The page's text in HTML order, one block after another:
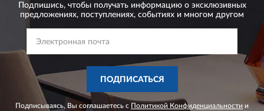
Подпишись, чтобы получать информацию о эксклюзивных
предложениях, поступлениях, событиях и многом другом
ПОДПИСАТЬСЯ
Подписываясь, Вы соглашаетесь с Политикой Конфиденциальности и